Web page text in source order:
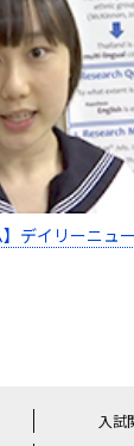
デイリーニュ
入試